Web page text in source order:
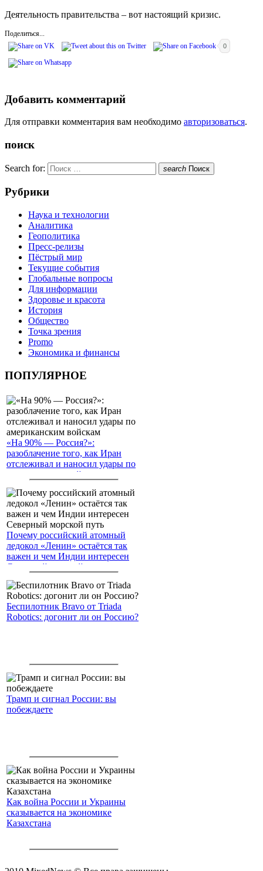
Деятельность правительства – вот настоящий кризис.
Поделиться...
0
Добавить комментарий
Для отправки комментария вам необходимо авторизоваться.
поиск
Search for: search Поиск
Рубрики
Наука и технологии
Аналитика
Геополитика
Пресс-релизы
Пёстрый мир
Текущие события
Глобальные вопросы
Для информации
Здоровье и красота
История
Общество
Точка зрения
Promo
Экономика и финансы
ПОПУЛЯРНОЕ
«На 90% — Россия?»:
разоблачение того, как Иран
отслеживал и наносил удары по
американским войскам
Почему российский атомный
ледокол «Ленин» остаётся так
важен и чем Индии интересен
Северный морской путь
Беспилотник Bravo от Triada
Robotics: догонит ли он Россию?
Трамп и сигнал России: вы
побеждаете
Как война России и Украины
сказывается на экономике
Казахстана